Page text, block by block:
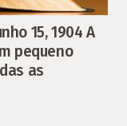
15, 1904 A
pequeno
as